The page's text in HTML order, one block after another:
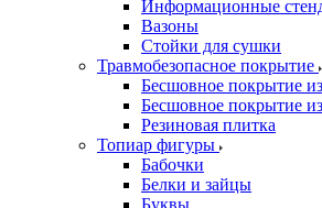
Информационные
Вазоны
Стойки для сушки
Травмобезопасное покрытие
Бесшовное покрытие
Бесшовное покрытие
Резиновая плитка
Топиар фигуры
Бабочки
Белки и зайцы
Буквы